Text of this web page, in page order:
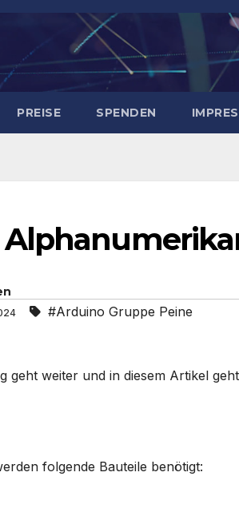
PREISE SPENDEN
#Arduino Gruppe Peine
geht weiter und in diesem Artikel
folgende Bauteile benötigt: